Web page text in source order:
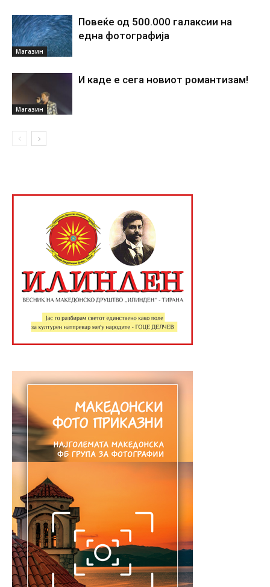
Магазин
Повеќе од 500.000 галаксии на
една фотографија
Магазин
И каде е сега новиот романтизам!